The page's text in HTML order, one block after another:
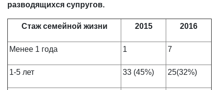
разводящихся супругов.
Стаж семейной жизни 2015 2016
Менее 1 года 1 7
1-5 лет 33 (45%) 25(32%)